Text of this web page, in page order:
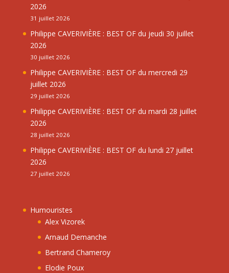
2026
31 juillet 2026
Philippe CAVERIVIÈRE : BEST OF du jeudi 30 juillet
2026
30 juillet 2026
Philippe CAVERIVIÈRE : BEST OF du mercredi 29
juillet 2026
29 juillet 2026
Philippe CAVERIVIÈRE : BEST OF du mardi 28 juillet
2026
28 juillet 2026
Philippe CAVERIVIÈRE : BEST OF du lundi 27 juillet
2026
27 juillet 2026
Humouristes
Alex Vizorek
Arnaud Demanche
Bertrand Chameroy
Elodie Poux